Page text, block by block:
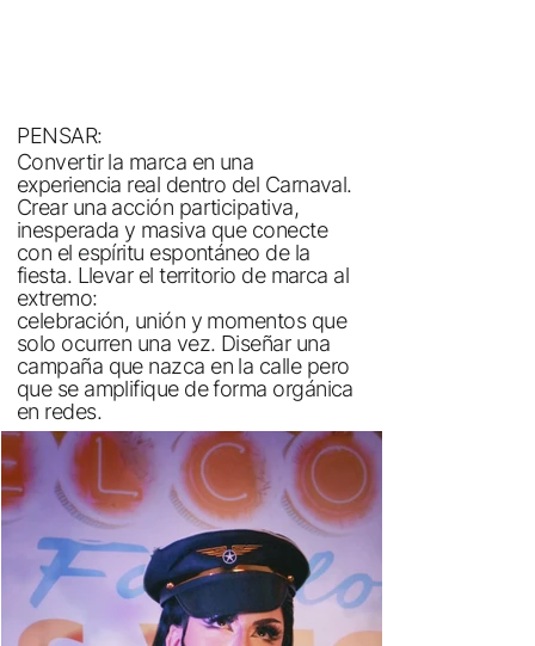
PENSAR:
Convertir la marca en una
experiencia real dentro del Carnaval.
Crear una acción participativa,
inesperada y masiva que conecte
con el espíritu espontáneo de la
fiesta. Llevar el territorio de marca al
extremo:
celebración, unión y momentos que
solo ocurren una vez. Diseñar una
campaña que nazca en la calle pero
que se amplifique de forma orgánica
en redes.